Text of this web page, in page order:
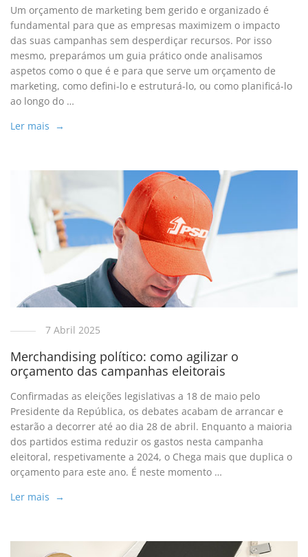
Um orçamento de marketing bem gerido e organizado é
fundamental para que as empresas maximizem o impacto
das suas campanhas sem desperdiçar recursos. Por isso
mesmo, preparámos um guia prático onde analisamos
aspetos como o que é e para que serve um orçamento de
marketing, como defini-lo e estruturá-lo, ou como planificá-lo
ao longo do …
Ler mais →
7 Abril 2025
Merchandising político: como agilizar o
orçamento das campanhas eleitorais
Confirmadas as eleições legislativas a 18 de maio pelo
Presidente da República, os debates acabam de arrancar e
estarão a decorrer até ao dia 28 de abril. Enquanto a maioria
dos partidos estima reduzir os gastos nesta campanha
eleitoral, respetivamente a 2024, o Chega mais que duplica o
orçamento para este ano. É neste momento …
Ler mais →